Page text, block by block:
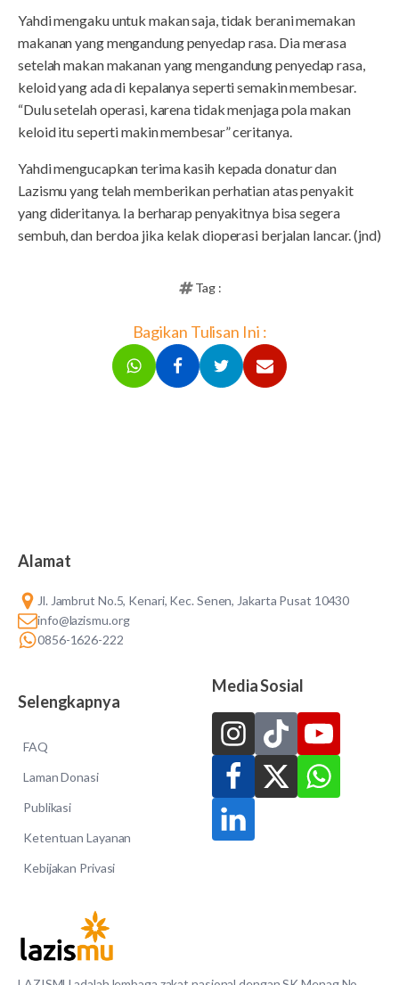
Yahdi mengaku untuk makan saja, tidak berani memakan
makanan yang mengandung penyedap rasa. Dia merasa
setelah makan makanan yang mengandung penyedap rasa,
keloid yang ada di kepalanya seperti semakin membesar.
“Dulu setelah operasi, karena tidak menjaga pola makan
keloid itu seperti makin membesar” ceritanya.
Yahdi mengucapkan terima kasih kepada donatur dan
Lazismu yang telah memberikan perhatian atas penyakit
yang dideritanya. Ia berharap penyakitnya bisa segera
sembuh, dan berdoa jika kelak dioperasi berjalan lancar. (jnd)
Tag :
Bagikan Tulisan Ini :
Alamat
Jl. Jambrut No.5, Kenari, Kec. Senen, Jakarta Pusat 10430
info@lazismu.org
0856-1626-222
Selengkapnya
FAQ
Laman Donasi
Publikasi
Ketentuan Layanan
Kebijakan Privasi
Media Sosial